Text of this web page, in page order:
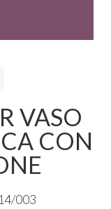
VASO
CON
003